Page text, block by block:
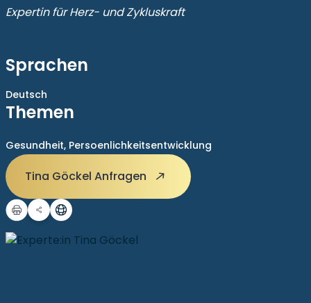
Expertin für Herz- und Zykluskraft
Sprachen
Deutsch
Themen
Gesundheit, Persoenlichkeitsentwicklung
Tina Göckel Anfragen